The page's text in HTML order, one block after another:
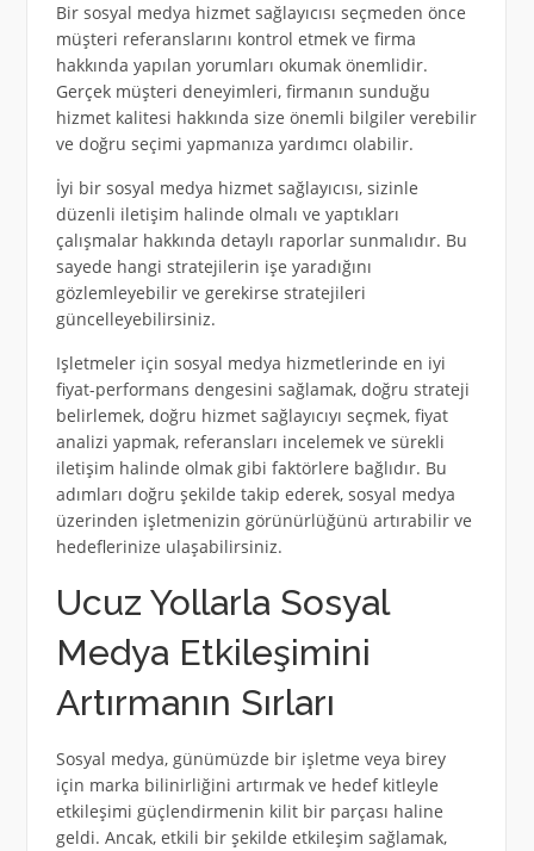
Bir sosyal medya hizmet sağlayıcısı seçmeden önce
müşteri referanslarını kontrol etmek ve firma
hakkında yapılan yorumları okumak önemlidir.
Gerçek müşteri deneyimleri, firmanın sunduğu
hizmet kalitesi hakkında size önemli bilgiler verebilir
ve doğru seçimi yapmanıza yardımcı olabilir.
İyi bir sosyal medya hizmet sağlayıcısı, sizinle
düzenli iletişim halinde olmalı ve yaptıkları
çalışmalar hakkında detaylı raporlar sunmalıdır. Bu
sayede hangi stratejilerin işe yaradığını
gözlemleyebilir ve gerekirse stratejileri
güncelleyebilirsiniz.
Işletmeler için sosyal medya hizmetlerinde en iyi
fiyat-performans dengesini sağlamak, doğru strateji
belirlemek, doğru hizmet sağlayıcıyı seçmek, fiyat
analizi yapmak, referansları incelemek ve sürekli
iletişim halinde olmak gibi faktörlere bağlıdır. Bu
adımları doğru şekilde takip ederek, sosyal medya
üzerinden işletmenizin görünürlüğünü artırabilir ve
hedeflerinize ulaşabilirsiniz.
Ucuz Yollarla Sosyal
Medya Etkileşimini
Artırmanın Sırları
Sosyal medya, günümüzde bir işletme veya birey
için marka bilinirliğini artırmak ve hedef kitleyle
etkileşimi güçlendirmenin kilit bir parçası haline
geldi. Ancak, etkili bir şekilde etkileşim sağlamak,